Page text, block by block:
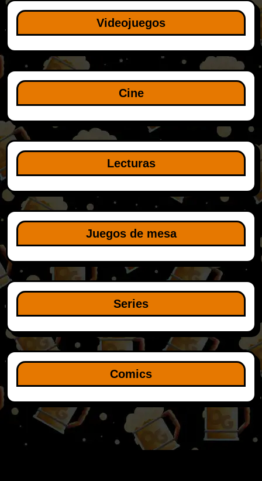
Videojuegos
Cine
Lecturas
Juegos de mesa
Series
Comics